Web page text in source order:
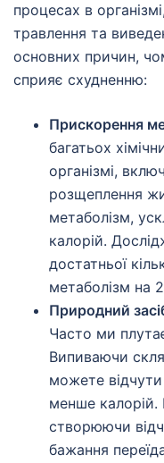
процесах в
травлення та
основних причин,
сприяє схудненню:
Прискорення
багатьох
організмі,
розщеплення
метаболізм,
калорій.
достатньої
метаболізм на
Природний
Часто ми
Випиваючи
можете відчути
менше
створюючи
бажання